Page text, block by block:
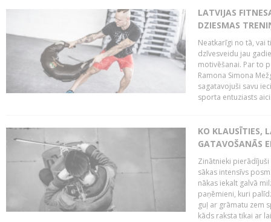
LATVIJAS
DZIESMAS
Neatkarīgi no tā, vai
dzīvesveidu jau
motivēšanai. Par to
Ramona Simona
sagatavojuši savu
sporta entuziasts
KO KLAUSĪTIES,
GATAVOŠANĀS
Zinātnieki pierādījuši
sākas intensīvs
nākas iekalt galvā
paņēmieni, kuri
guļ ar grāmatu zem
kāds raksta tikai ar